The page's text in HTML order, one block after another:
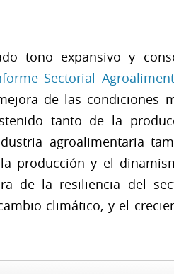
tono expansivo y
Sectorial
de las condiciones
tanto de la
agroalimentaria
producción y el
de la resiliencia del
climático, y el